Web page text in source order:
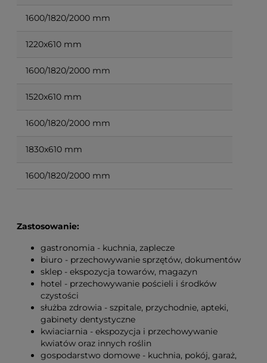
1600/1820/2000 mm
1220x610 mm
1600/1820/2000 mm
1520x610 mm
1600/1820/2000 mm
1830x610 mm
1600/1820/2000 mm
Zastosowanie:
gastronomia - kuchnia, zaplecze
biuro - przechowywanie sprzętów, dokumentów
sklep - ekspozycja towarów, magazyn
hotel - przechowywanie pościeli i środków
czystości
służba zdrowia - szpitale, przychodnie, apteki,
gabinety dentystyczne
kwiaciarnia - ekspozycja i przechowywanie
kwiatów oraz innych roślin
gospodarstwo domowe - kuchnia, pokój, garaż,